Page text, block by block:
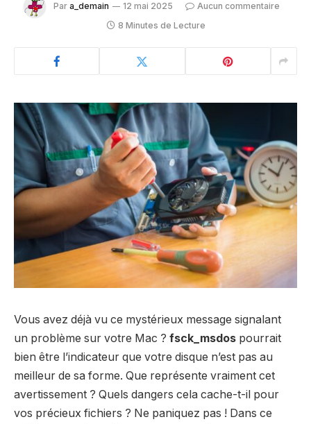
Par a_demain 12 mai 2025
Aucun commentaire
8 Minutes de Lecture
Vous avez déjà vu ce mystérieux message signalant
un problème sur votre Mac ? fsck_msdos pourrait
bien être l’indicateur que votre disque n’est pas au
meilleur de sa forme. Que représente vraiment cet
avertissement ? Quels dangers cela cache-t-il pour
vos précieux fichiers ? Ne paniquez pas ! Dans ce